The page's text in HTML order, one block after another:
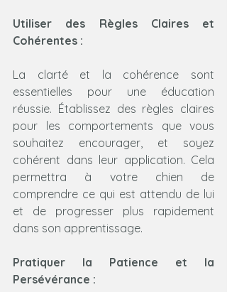
Utiliser des Règles Claires et
Cohérentes :
La clarté et la cohérence sont
essentielles pour une éducation
réussie. Établissez des règles claires
pour les comportements que vous
souhaitez encourager, et soyez
cohérent dans leur application. Cela
permettra à votre chien de
comprendre ce qui est attendu de lui
et de progresser plus rapidement
dans son apprentissage.
Pratiquer la Patience et la
Persévérance :